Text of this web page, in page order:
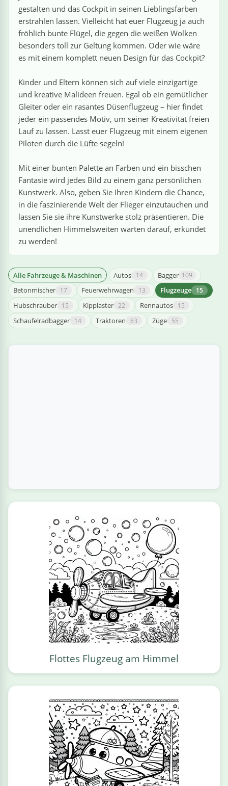
›
Gemüse ›
& Blumen ›
›
›
Kipplaster
Rennautos
Schaufelradbagger
Traktoren
Züge
Piraten
Prinzessinnen
Regenbogen
Ritter
Superhelden
Wikinger
Zauberer
gestalten und das Cockpit in seinen Lieblingsfarben
erstrahlen lassen. Vielleicht hat euer Flugzeug ja auch
fröhlich bunte Flügel, die gegen die weißen Wolken
besonders toll zur Geltung kommen. Oder wie wäre
es mit einem komplett neuen Design für das Cockpit?
Kinder und Eltern können sich auf viele einzigartige
und kreative Malideen freuen. Egal ob ein gemütlicher
Gleiter oder ein rasantes Düsenflugzeug – hier findet
jeder ein passendes Motiv, um seiner Kreativität freien
Lauf zu lassen. Lasst euer Flugzeug mit einem eigenen
Piloten durch die Lüfte segeln!
Mit einer bunten Palette an Farben und ein bisschen
Fantasie wird jedes Bild zu einem ganz persönlichen
Kunstwerk. Also, geben Sie Ihren Kindern die Chance,
in die faszinierende Welt der Flieger einzutauchen und
lassen Sie sie ihre Kunstwerke stolz präsentieren. Die
unendlichen Himmelsweiten warten darauf, erkundet
zu werden!
Alle Fahrzeuge & Maschinen Autos 14 Bagger 109
Betonmischer 17 Feuerwehrwagen 13 Flugzeuge 15
Hubschrauber 15 Kipplaster 22 Rennautos 15
Schaufelradbagger 14 Traktoren 63 Züge 55
Flottes Flugzeug am Himmel